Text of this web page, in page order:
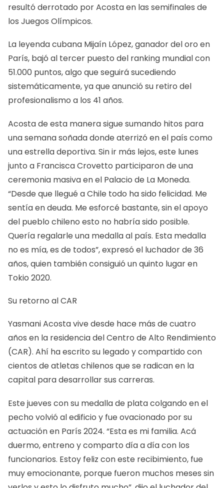
resultó derrotado por Acosta en las semifinales de
los Juegos Olímpicos.
La leyenda cubana Mijaín López, ganador del oro en
París, bajó al tercer puesto del ranking mundial con
51.000 puntos, algo que seguirá sucediendo
sistemáticamente, ya que anunció su retiro del
profesionalismo a los 41 años.
Acosta de esta manera sigue sumando hitos para
una semana soñada donde aterrizó en el país como
una estrella deportiva. Sin ir más lejos, este lunes
junto a Francisca Crovetto participaron de una
ceremonia masiva en el Palacio de La Moneda.
“Desde que llegué a Chile todo ha sido felicidad. Me
sentía en deuda. Me esforcé bastante, sin el apoyo
del pueblo chileno esto no habría sido posible.
Quería regalarle una medalla al país. Esta medalla
no es mía, es de todos”, expresó el luchador de 36
años, quien también consiguió un quinto lugar en
Tokio 2020.
Su retorno al CAR
Yasmani Acosta vive desde hace más de cuatro
años en la residencia del Centro de Alto Rendimiento
(CAR). Ahí ha escrito su legado y compartido con
cientos de atletas chilenos que se radican en la
capital para desarrollar sus carreras.
Este jueves con su medalla de plata colgando en el
pecho volvió al edificio y fue ovacionado por su
actuación en París 2024. “Esta es mi familia. Acá
duermo, entreno y comparto día a día con los
funcionarios. Estoy feliz con este recibimiento, fue
muy emocionante, porque fueron muchos meses sin